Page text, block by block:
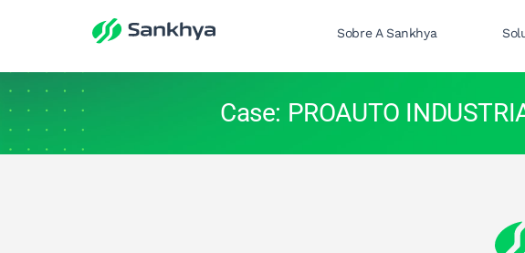
Sobre A Sankhya
Case: PROAUTO